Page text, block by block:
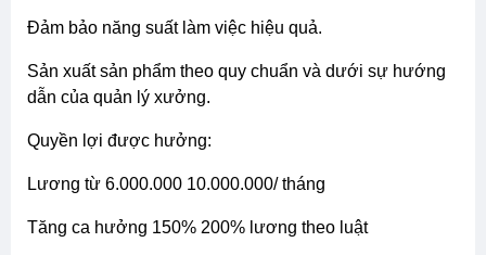
đảm bảo năng suất làm việc hiệu quả.
sản xuất sản phẩm theo quy chuẩn và dưới sự hướng
dẫn của quản lý xưởng.
quyền lợi được hưởng:
lương từ 6.000.000 10.000.000/ tháng
tăng ca hưởng 150% 200% lương theo luật